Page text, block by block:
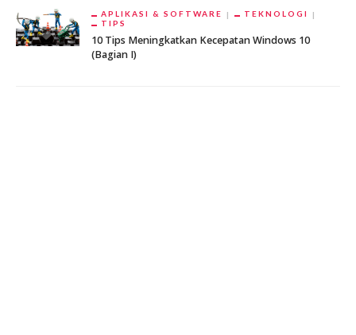
APLIKASI & SOFTWARE
TEKNOLOGI
TIPS
10 Tips Meningkatkan Kecepatan Windows 10
(Bagian I)